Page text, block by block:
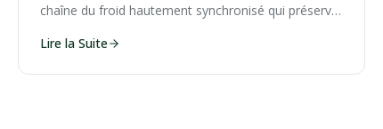
chaîne du froid hautement synchronisé qui préserve
Lire la Suite